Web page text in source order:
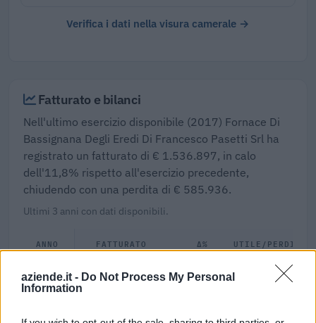
aziende.it - Do Not Process My Personal
Information
Verifica i dati nella visura camerale →
Fatturato e bilanci
Nell'ultimo esercizio disponibile (2017) Fornace Di
Bassignana Degli Eredi Di Francesco Pasetti Srl ha
registrato un fatturato di € 1.536.897, in calo
dell'11,8% rispetto all'esercizio precedente,
chiudendo con una perdita di € 585.936.
Ultimi 3 anni con dati disponibili.
ANNO FATTURATO Δ% UTILE/PERDITA
2025 — —